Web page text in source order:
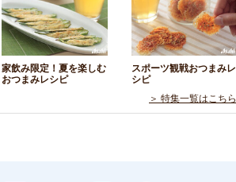
家飲み限定！夏を楽しむ
おつまみレシピ
スポーツ観戦おつまみレ
シピ
＞ 特集一覧はこちら